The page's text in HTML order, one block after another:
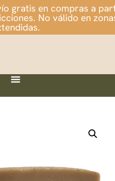
gratis en compras a
No válido en